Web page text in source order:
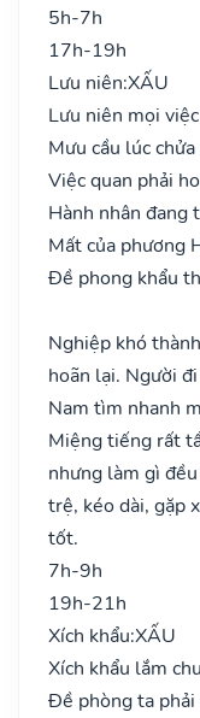
5h-7h
17h-19h
Lưu niên:XẤU
Lưu niên mọi
Mưu cầu lúc
Việc quan phải
Hành nhân đang
Mất của phương
Đề phong khẩu
Nghiệp khó
hoãn lại. Người
Nam tìm nhanh
Miệng tiếng rất
nhưng làm gì
trệ, kéo dài, gặp
tốt.
7h-9h
19h-21h
Xích khẩu:XẤU
Xích khẩu lắm
Đề phòng ta